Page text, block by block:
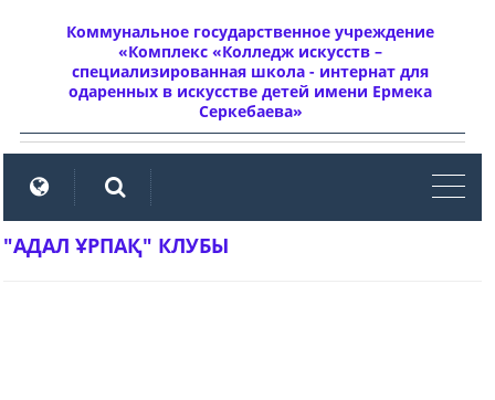
Коммунальное государственное учреждение
«Комплекс «Колледж искусств –
специализированная школа - интернат для
одаренных в искусстве детей имени Ермека
Серкебаева»
"АДАЛ ҰРПАҚ" КЛУБЫ